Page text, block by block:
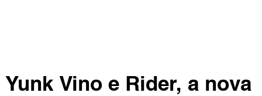
Yunk Vino e Rider, a nova